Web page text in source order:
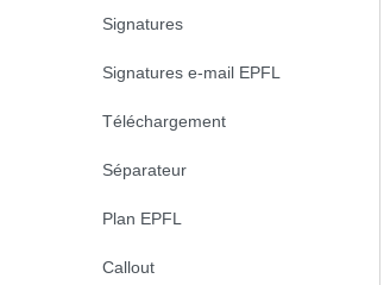
Signatures
Signatures e-mail EPFL
Téléchargement
Séparateur
Plan EPFL
Callout